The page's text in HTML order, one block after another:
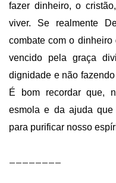
fazer dinheiro, o
viver. Se realmente
combate com o
vencido pela graça
dignidade e não
É bom recordar que,
esmola e da ajuda que
para purificar nosso